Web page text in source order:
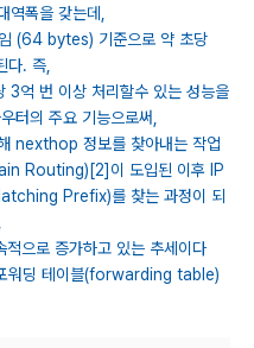
폭을 갖는데,
(64 bytes) 기준으로 약 초당
다. 즉,
억 번 이상 처리할수 있는 성능을
터의 주요 기능으로써,
nexthop 정보를 찾아내는 작업
Routing)[2]이 도입된 이후 IP
Prefix)를 찾는 과정이 되
으로 증가하고 있는 추세이다
워딩 테이블(forwarding table)